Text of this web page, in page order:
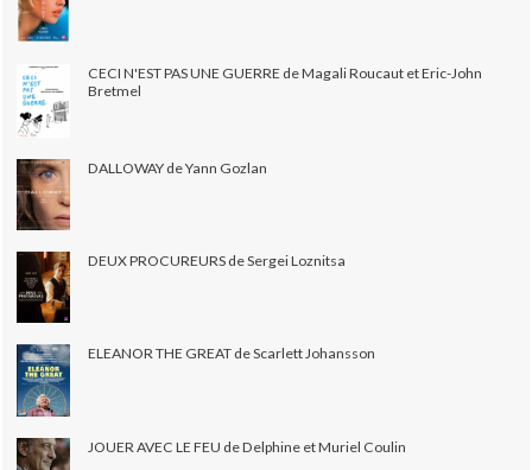
CECI N'EST PAS UNE GUERRE de Magali Roucaut et Eric-John
Bretmel
DALLOWAY de Yann Gozlan
DEUX PROCUREURS de Sergei Loznitsa
ELEANOR THE GREAT de Scarlett Johansson
JOUER AVEC LE FEU de Delphine et Muriel Coulin